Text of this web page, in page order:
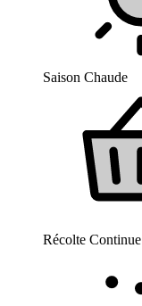
Saison Chaude
Récolte Continue